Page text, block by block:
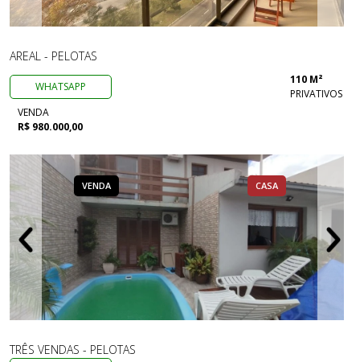
AREAL - PELOTAS
WHATSAPP
110 M²
PRIVATIVOS
VENDA
R$ 980.000,00
VENDA CASA
TRÊS VENDAS - PELOTAS